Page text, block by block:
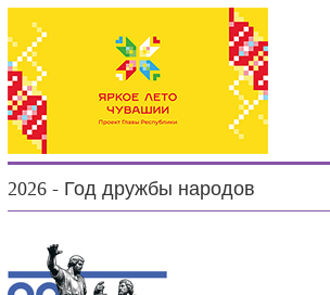
2026 - Год дружбы народов